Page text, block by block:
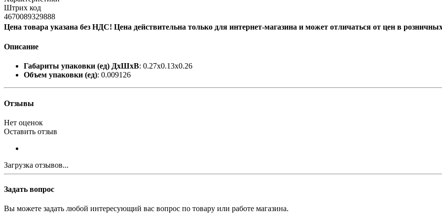
Штрих код
4670089329888
Цена товара указана без НДС! Цена действительна только для интернет-магазина и может отличаться от цен в
Описание
Габариты упаковки (ед) ДхШхВ: 0.27x0.13x0.26
Объем упаковки (ед): 0.009126
Отзывы
Нет оценок
Оставить отзыв
Загрузка отзывов...
Задать вопрос
Вы можете задать любой интересующий вас вопрос по товару или работе магазина.